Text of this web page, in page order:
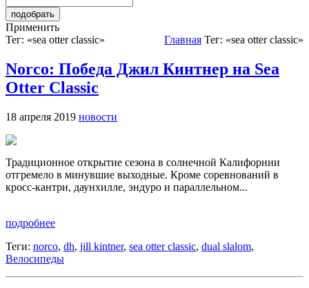
Применить
Тег: «sea otter classic»
Главная Тег: «sea otter classic»
Norco: Победа Джил Кинтнер на Sea
Otter Classic
18 апреля 2019 новости
Традиционное открытие сезона в солнечной Калифорнии
отгремело в минувшие выходные. Кроме соревнований в
кросс-кантри, даунхилле, эндуро и параллельном...
подробнее
Теги: norco, dh, jill kintner, sea otter classic, dual slalom,
Велосипеды